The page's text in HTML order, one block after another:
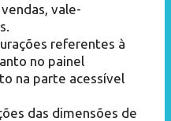
vale-
referentes à
no painel
na parte acessível
das dimensões de